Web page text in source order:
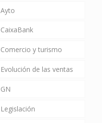
Ayto
CaixaBank
Comercio y turismo
Evolución de las ventas
GN
Legislación